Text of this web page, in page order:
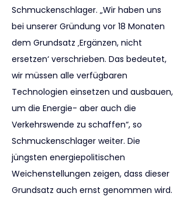
Schmuckenschlager. „Wir haben uns
bei unserer Gründung vor 18 Monaten
dem Grundsatz ‚Ergänzen, nicht
ersetzen‘ verschrieben. Das bedeutet,
wir müssen alle verfügbaren
Technologien einsetzen und ausbauen,
um die Energie- aber auch die
Verkehrswende zu schaffen“, so
Schmuckenschlager weiter. Die
jüngsten energiepolitischen
Weichenstellungen zeigen, dass dieser
Grundsatz auch ernst genommen wird.